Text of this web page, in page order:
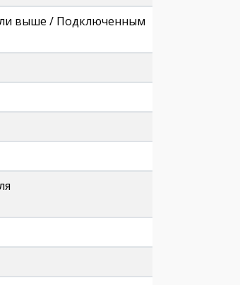
выше / Подключенным